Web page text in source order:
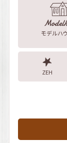
モデルハ
ZEH